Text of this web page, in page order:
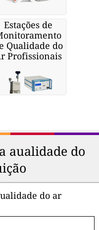
Estações de
Qualidade do
Profissionais
aualidade do
do ar